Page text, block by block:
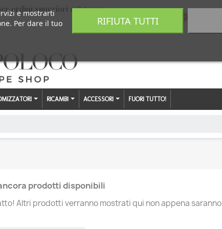
ordini superiori a € 59,00
0,00 €
RICAMBI ACCESSORI FUORI TUTTO!
prodotti disponibili
Altri prodotti verranno mostrati qui non appena saranno
e mostrarti
Per dare il tuo
RIFIUTA TUTTI